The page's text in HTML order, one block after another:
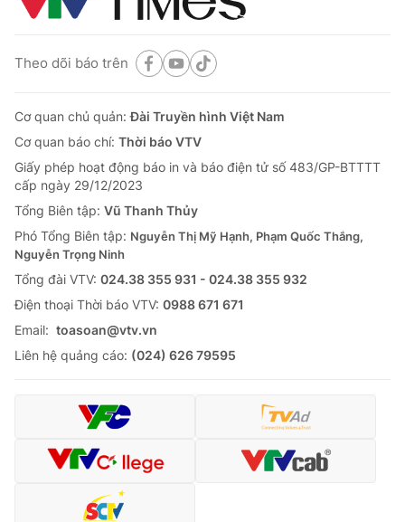
Theo dõi báo trên
Cơ quan chủ quản:Đài Truyền hình Việt Nam
Cơ quan báo chí: Thời báo VTV
Giấy phép hoạt động báo in và báo điện tử số 483/GP-BTTTT
cấp ngày 29/12/2023
Tổng Biên tập: Vũ Thanh Thủy
Phó Tổng Biên tập: Nguyễn Thị Mỹ Hạnh, Phạm Quốc Thắng,
Nguyễn Trọng Ninh
Tổng đài VTV: 024.38 355 931 - 024.38 355 932
Ðiện thoại Thời báo VTV: 0988 671 671
Email: toasoan@vtv.vn
Liên hệ quảng cáo: (024) 626 79595